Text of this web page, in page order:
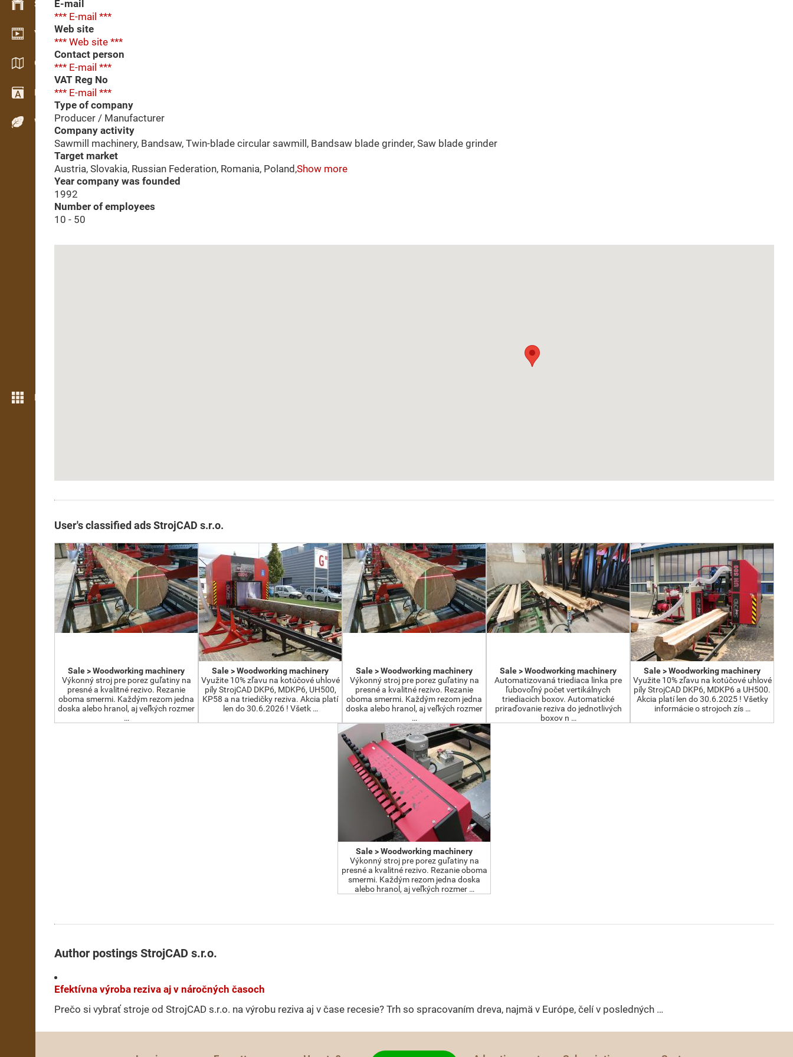
Stock management
Video showroom
Catalogs / Brochures
Dictionary
Wood Species
More features
E-mail
*** E-mail ***
Web site
*** Web site ***
Contact person
*** E-mail ***
VAT Reg No
*** E-mail ***
Type of company
Producer / Manufacturer
Company activity
Sawmill machinery, Bandsaw, Twin-blade circular sawmill, Bandsaw blade grinder, Saw blade grinder
Target market
Austria, Slovakia, Russian Federation, Romania, Poland,Show more
Year company was founded
1992
Number of employees
10 - 50
User's classified ads StrojCAD s.r.o.
Sale > Woodworking machinery
Výkonný stroj pre porez guľatiny na
presné a kvalitné rezivo. Rezanie
oboma smermi. Každým rezom jedna
doska alebo hranol, aj veľkých rozmer
…
Sale > Woodworking machinery
Využite 10% zľavu na kotúčové uhlové
píly StrojCAD DKP6, MDKP6, UH500,
KP58 a na triedičky reziva. Akcia platí
len do 30.6.2026 ! Všetk …
Sale > Woodworking machinery
Výkonný stroj pre porez guľatiny na
presné a kvalitné rezivo. Rezanie
oboma smermi. Každým rezom jedna
doska alebo hranol, aj veľkých rozmer
…
Sale > Woodworking machinery
Automatizovaná triediaca linka pre
ľubovoľný počet vertikálnych
triediacich boxov. Automatické
priraďovanie reziva do jednotlivých
boxov n …
Sale > Woodworking machinery
Využite 10% zľavu na kotúčové uhlové
píly StrojCAD DKP6, MDKP6 a UH500.
Akcia platí len do 30.6.2025 ! Všetky
informácie o strojoch zís …
Sale > Woodworking machinery
Výkonný stroj pre porez guľatiny na
presné a kvalitné rezivo. Rezanie oboma
smermi. Každým rezom jedna doska
alebo hranol, aj veľkých rozmer …
Author postings StrojCAD s.r.o.
Efektívna výroba reziva aj v náročných časoch
Prečo si vybrať stroje od StrojCAD s.r.o. na výrobu reziva aj v čase recesie? Trh so spracovaním dreva, najmä v Európe, čelí v posledných …